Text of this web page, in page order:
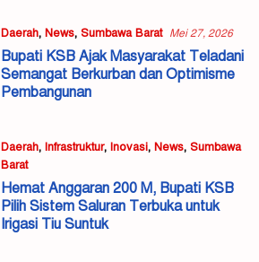
Daerah, News, Sumbawa Barat Mei 27, 2026
Bupati KSB Ajak Masyarakat Teladani
Semangat Berkurban dan Optimisme
Pembangunan
Daerah, Infrastruktur, Inovasi, News, Sumbawa
Barat
Februari 12, 2026
Hemat Anggaran 200 M, Bupati KSB
Pilih Sistem Saluran Terbuka untuk
Irigasi Tiu Suntuk